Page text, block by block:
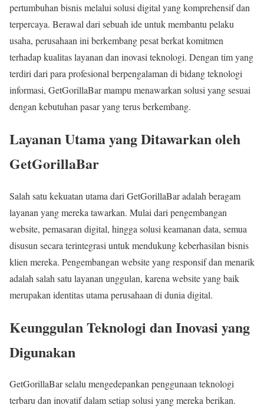
pertumbuhan bisnis melalui solusi digital yang komprehensif dan
terpercaya. Berawal dari sebuah ide untuk membantu pelaku
usaha, perusahaan ini berkembang pesat berkat komitmen
terhadap kualitas layanan dan inovasi teknologi. Dengan tim yang
terdiri dari para profesional berpengalaman di bidang teknologi
informasi, GetGorillaBar mampu menawarkan solusi yang sesuai
dengan kebutuhan pasar yang terus berkembang.
Layanan Utama yang Ditawarkan oleh
GetGorillaBar
Salah satu kekuatan utama dari GetGorillaBar adalah beragam
layanan yang mereka tawarkan. Mulai dari pengembangan
website, pemasaran digital, hingga solusi keamanan data, semua
disusun secara terintegrasi untuk mendukung keberhasilan bisnis
klien mereka. Pengembangan website yang responsif dan menarik
adalah salah satu layanan unggulan, karena website yang baik
merupakan identitas utama perusahaan di dunia digital.
Keunggulan Teknologi dan Inovasi yang
Digunakan
GetGorillaBar selalu mengedepankan penggunaan teknologi
terbaru dan inovatif dalam setiap solusi yang mereka berikan.